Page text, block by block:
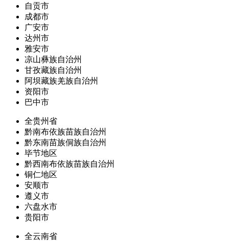
自贡市
成都市
广安市
达州市
雅安市
凉山彝族自治州
甘孜藏族自治州
阿坝藏族羌族自治州
资阳市
巴中市
全贵州省
黔南布依族苗族自治州
黔东南苗族侗族自治州
毕节地区
黔西南布依族苗族自治州
铜仁地区
安顺市
遵义市
六盘水市
贵阳市
全云南省